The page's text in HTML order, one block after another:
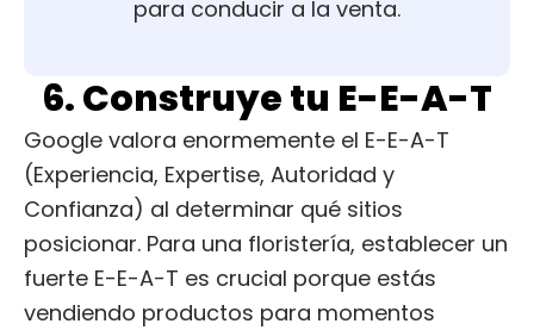
para conducir a la venta.
6. Construye tu E-E-A-T
Google valora enormemente el E-E-A-T
(Experiencia, Expertise, Autoridad y
Confianza) al determinar qué sitios
posicionar. Para una floristería, establecer un
fuerte E-E-A-T es crucial porque estás
vendiendo productos para momentos